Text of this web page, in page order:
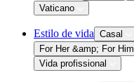
Vaticano
Estilo de vida Casal
For Her &amp; For Him
Vida profissional